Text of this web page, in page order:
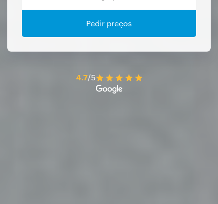
Pedir preços
4.7/5